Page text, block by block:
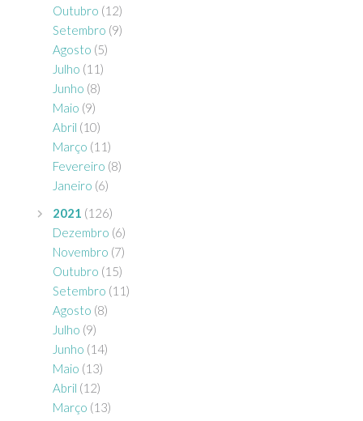
Outubro (12)
Setembro (9)
Agosto (5)
Julho (11)
Junho (8)
Maio (9)
Abril (10)
Março (11)
Fevereiro (8)
Janeiro (6)
2021 (126)
Dezembro (6)
Novembro (7)
Outubro (15)
Setembro (11)
Agosto (8)
Julho (9)
Junho (14)
Maio (13)
Abril (12)
Março (13)